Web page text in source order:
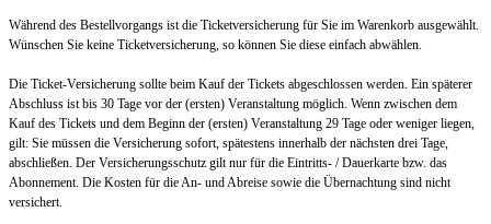
Während des Bestellvorgangs ist die Ticketversicherung für Sie im Warenkorb ausgewählt.
Wünschen Sie keine Ticketversicherung, so können Sie diese einfach abwählen.
Die Ticket-Versicherung sollte beim Kauf der Tickets abgeschlossen werden. Ein späterer
Abschluss ist bis 30 Tage vor der (ersten) Veranstaltung möglich. Wenn zwischen dem
Kauf des Tickets und dem Beginn der (ersten) Veranstaltung 29 Tage oder weniger liegen,
gilt: Sie müssen die Versicherung sofort, spätestens innerhalb der nächsten drei Tage,
abschließen. Der Versicherungsschutz gilt nur für die Eintritts- / Dauerkarte bzw. das
Abonnement. Die Kosten für die An- und Abreise sowie die Übernachtung sind nicht
versichert.